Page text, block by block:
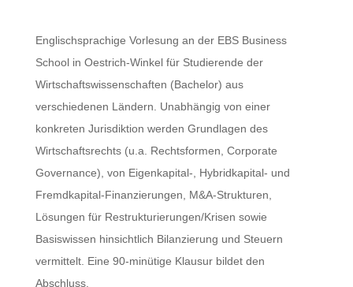
Englischsprachige Vorlesung an der EBS Business
School in Oestrich-Winkel für Studierende der
Wirtschaftswissenschaften (Bachelor) aus
verschiedenen Ländern. Unabhängig von einer
konkreten Jurisdiktion werden Grundlagen des
Wirtschaftsrechts (u.a. Rechtsformen, Corporate
Governance), von Eigenkapital-, Hybridkapital- und
Fremdkapital-Finanzierungen, M&A-Strukturen,
Lösungen für Restrukturierungen/Krisen sowie
Basiswissen hinsichtlich Bilanzierung und Steuern
vermittelt. Eine 90-minütige Klausur bildet den
Abschluss.